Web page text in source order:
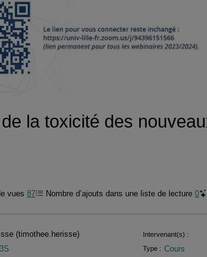
la toxicité des
vues 87 Nombre d’ajouts dans une liste de lecture 0
(timothee.herisse) Intervenant(s) :
Type : Cours